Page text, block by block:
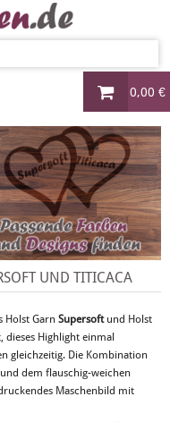
0,00 €
UND TITICACA
Holst Garn Supersoftund Holst
dieses Highlight einmal
gleichzeitig. Die Kombination
dem flauschig-weichen
Maschenbild mit